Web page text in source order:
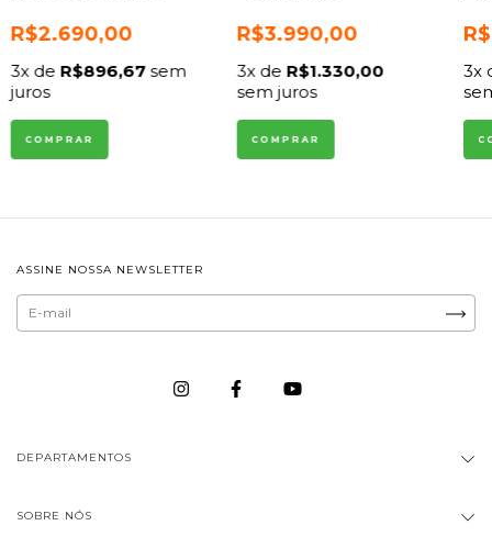
R$2.690,00
3x de R$896,67sem
juros
R$3.990,00
3x de R$1.330,00
sem juros
3x
ASSINE NOSSA NEWSLETTER
DEPARTAMENTOS
SOBRE NÓS